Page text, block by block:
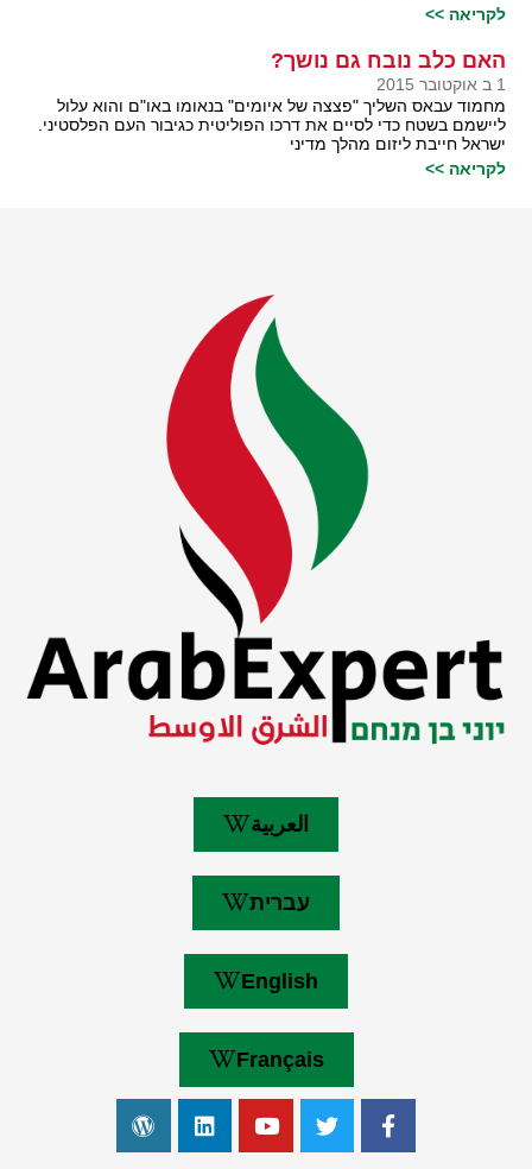
לקריאה >>
האם כלב נובח גם נושך?
1 ב אוקטובר 2015
מחמוד עבאס השליך "פצצה של איומים" בנאומו באו"ם והוא עלול
ליישמם בשטח כדי לסיים את דרכו הפוליטית כגיבור העם הפלסטיני.
ישראל חייבת ליזום מהלך מדיני
לקריאה >>
العربية
עברית
English
Français